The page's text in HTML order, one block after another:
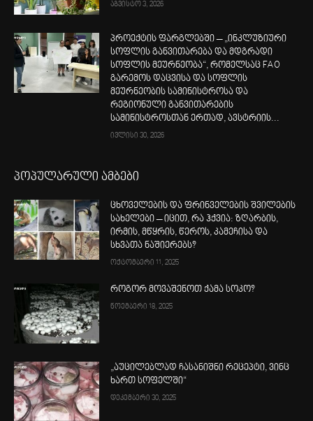
აგვისტო 3, 2026
პროექტის ფარგლებში – „ინკლუზიური
სოფლის განვითარება და მდგრადი
სოფლის მეურნეობა“, რომელსაც FAO
გარემოს დაცვისა და სოფლის
მეურნეობის სამინისტროსა და
რეგიონული განვითარების
სამინისტროსთან ერთად, ავსტრიის...
ივლისი 30, 2026
პოპულარული ამბები
ცხოველების და ფრინველების შვილების
სახელები – იცით, რა ჰქვია: ზღარბის,
ირმის, მწყრის, წეროს, კამეჩისა და
სხვათა ნაშიერებს?
ოქტომბერი 11, 2025
როგორ მოვაშენოთ ქამა სოკო?
ნოემბერი 18, 2025
„აუცილებლად ჩასანიშნი რეცეპტი, ვინც
ხართ სოფელში“
დეკემბერი 30, 2025